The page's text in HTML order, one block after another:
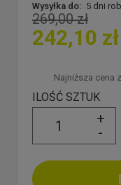
Wysyłka do: 5 dni
269,00 zł
242,10 zł
Najniższa cena
ILOŚĆ SZTUK
+
-